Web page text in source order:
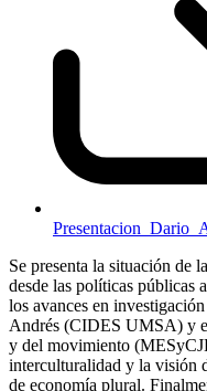
Se presenta la situación de
desde las políticas públicas
los avances en
Andrés (CIDES UMSA) y
y del movimiento
interculturalidad y la visión
de economía plural.